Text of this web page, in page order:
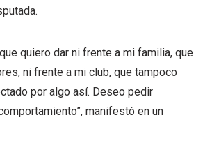
quiero dar ni frente a mi familia, que
ni frente a mi club, que tampoco
por algo así. Deseo pedir
manifestó en un